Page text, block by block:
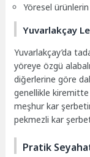
Yöresel ürünlerin
Yuvarlakçay
Yuvarlakçay’da
yöreye özgü
diğerlerine göre
genellikle kiremitte
meşhur kar
pekmezli kar
Pratik